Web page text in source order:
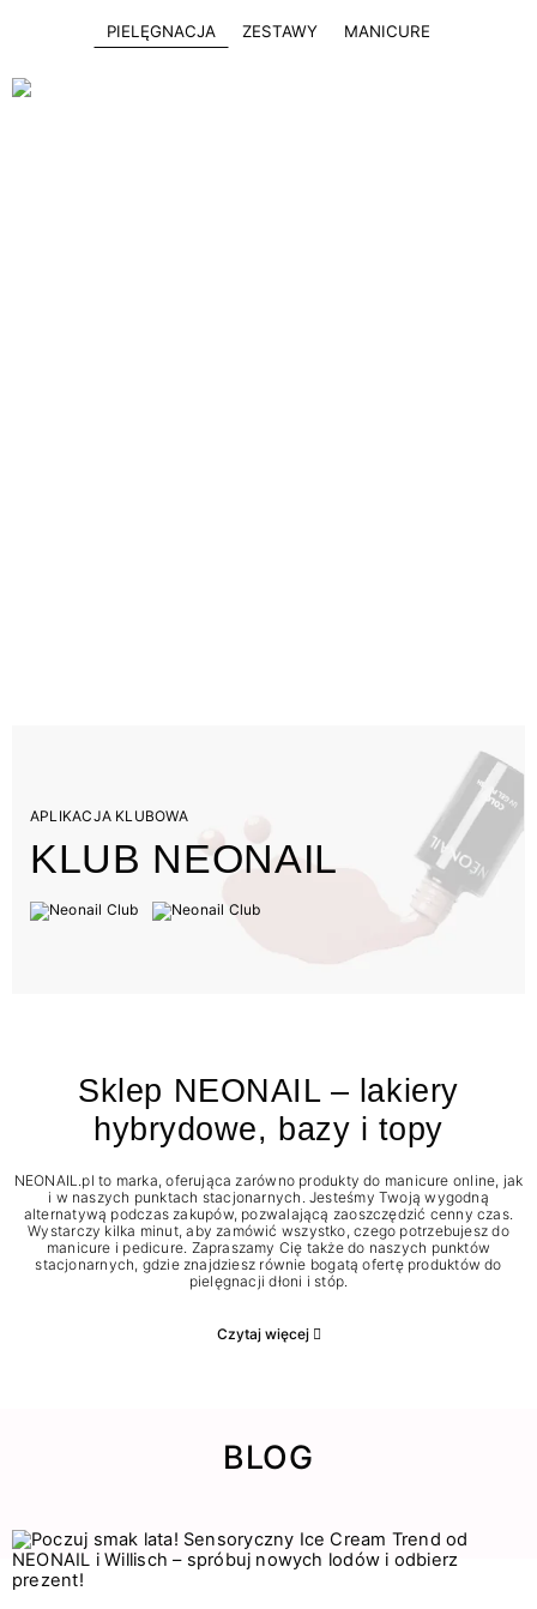
PIELĘGNACJA ZESTAWY MANICURE
APLIKACJA KLUBOWA
KLUB NEONAIL
Sklep NEONAIL – lakiery
hybrydowe, bazy i topy
NEONAIL.pl to marka, oferująca zarówno produkty do manicure online, jak
i w naszych punktach stacjonarnych. Jesteśmy Twoją wygodną
alternatywą podczas zakupów, pozwalającą zaoszczędzić cenny czas.
Wystarczy kilka minut, aby zamówić wszystko, czego potrzebujesz do
manicure i pedicure. Zapraszamy Cię także do naszych punktów
stacjonarnych, gdzie znajdziesz równie bogatą ofertę produktów do
pielęgnacji dłoni i stóp.
Czytaj więcej
BLOG